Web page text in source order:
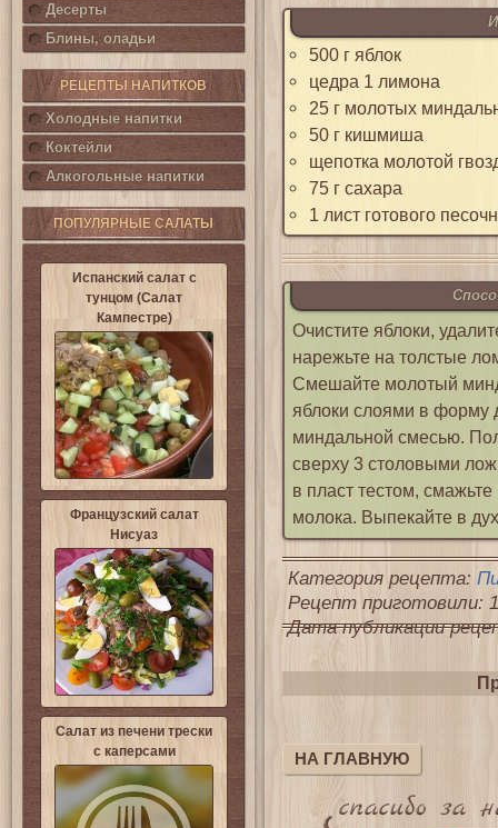
Десерты
Блины, оладьи
РЕЦЕПТЫ НАПИТКОВ
Холодные напитки
Коктейли
Алкогольные напитки
ПОПУЛЯРНЫЕ САЛАТЫ
Испанский салат с
тунцом (Салат
Кампестре)
Французский салат
Нисуаз
Салат из печени трески
с каперсами
500 г яблок
цедра 1 лимона
25 г молотых
50 г кишмиша
щепотка молотой
75 г сахара
1 лист готового
Очистите яблоки,
нарежьте на толстые
Смешайте молотый
яблоки слоями в форму
миндальной смесью.
сверху 3 столовыми
в пласт тестом,
молока. Выпекайте в
Категория рецепта:
Рецепт приготовили:
Дата публикации
НА ГЛАВНУЮ